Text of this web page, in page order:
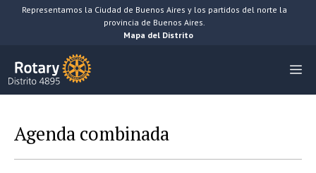
SaltarRepresentamos la Ciudad de Buenos Aires y los partidos del norte la
provincia de Buenos Aires.
Mapa del Distrito
Agenda combinada